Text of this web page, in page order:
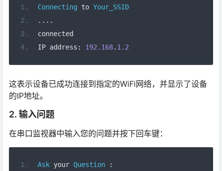
Connecting to Your_SSID
....
connected
IP address : 192.168. 1.2
这表示设备已成功连接到指定的WiFi网络，并显示了设备
的IP地址。
2. 输入问题
在串口监视器中输入您的问题并按下回车键：
Ask your Question :